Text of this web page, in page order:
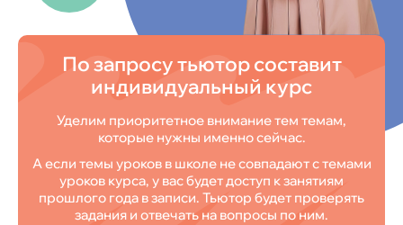
По запросу тьютор составит
индивидуальный курс
Уделим приоритетное внимание тем темам,
которые нужны именно сейчас.
А если темы уроков в школе не совпадают с темами
уроков курса, у вас будет доступ к занятиям
прошлого года в записи. Тьютор будет проверять
задания и отвечать на вопросы по ним.